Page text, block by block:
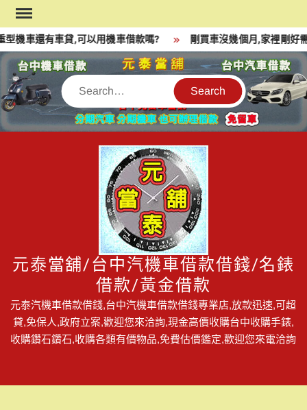
Skip
to
content
機車還有車貸,可以用機車借款嗎? 剛買車沒幾個月,家裡剛好
Search
元泰當舖/台中汽機車借款借錢/名錶
借款/黃金借款
元泰汽機車借款借錢,台中汽機車借款借錢專業店,放款迅速,可超
貸,免保人,政府立案,歡迎您來洽詢,現金高價收購台中收購手錶,
收購鑽石鑽石,收購各類有價物品,免費估價鑑定,歡迎您來電洽詢